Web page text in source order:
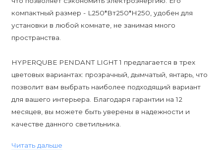
компактный размер - L250*Вт250*H250, удобен для
установки в любой комнате, не занимая много
пространства.
HYPERQUBE PENDANT LIGHT 1 предлагается в трех
цветовых вариантах: прозрачный, дымчатый, янтарь, что
позволит вам выбрать наиболее подходящий вариант
для вашего интерьера. Благодаря гарантии на 12
месяцев, вы можете быть уверены в надежности и
качестве данного светильника.
Возможность диммирования позволяет регулировать
Читать дальше